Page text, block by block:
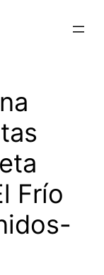
Frío